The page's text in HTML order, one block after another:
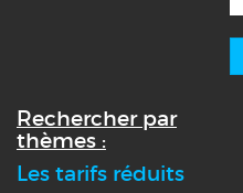
Rechercher par
thèmes :
Les tarifs réduits